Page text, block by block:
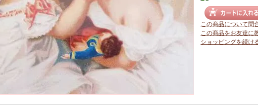
この商品について問
この商品をお友達に
ショッピングを続け